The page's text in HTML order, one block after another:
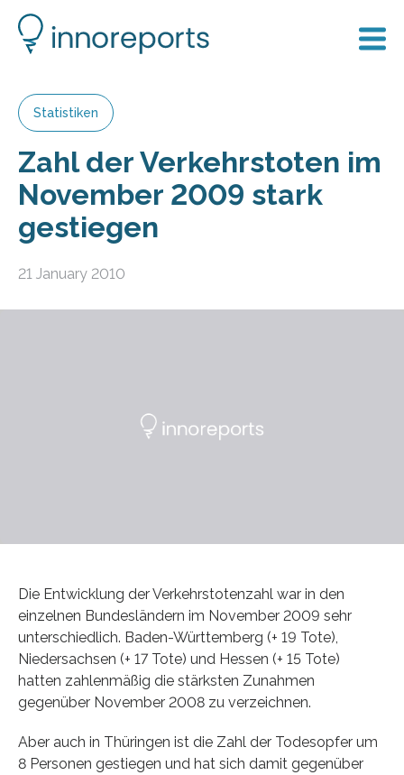
Statistiken
Zahl der Verkehrstoten im
November 2009 stark
gestiegen
21 January 2010
Die Entwicklung der Verkehrstotenzahl war in den
einzelnen Bundesländern im November 2009 sehr
unterschiedlich. Baden-Württemberg (+ 19 Tote),
Niedersachsen (+ 17 Tote) und Hessen (+ 15 Tote)
hatten zahlenmäßig die stärksten Zunahmen
gegenüber November 2008 zu verzeichnen.
Aber auch in Thüringen ist die Zahl der Todesopfer um
8 Personen gestiegen und hat sich damit gegenüber